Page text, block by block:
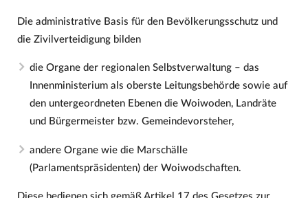
Die administrative Basis für den Bevölkerungsschutz und
die Zivilverteidigung bilden
die Organe der regionalen Selbstverwaltung – das
Innenministerium als oberste Leitungsbehörde sowie auf
den untergeordneten Ebenen die Woiwoden, Landräte
und Bürgermeister bzw. Gemeindevorsteher,
andere Organe wie die Marschälle
(Parlamentspräsidenten) der Woiwodschaften.